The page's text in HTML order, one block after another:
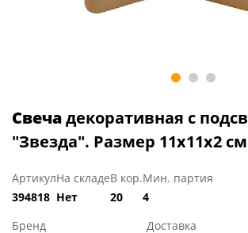
Свечадекоративная с
"Звезда". Размер 11х11х2 см
Артикул
394818
На складе
Нет
В кор.
20
Мин. партия
4
Бренд
Доставка